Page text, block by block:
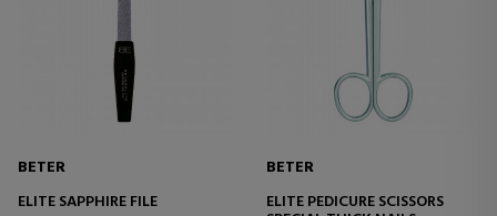
BETER
ELITE SAPPHIRE FILE
BETER
ELITE PEDICURE SCISSORS